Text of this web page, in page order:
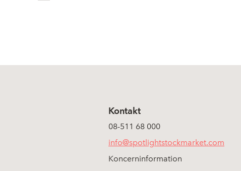
Kontakt
08-511 68 000
info@spotlightstockmarket.com
Koncerninformation